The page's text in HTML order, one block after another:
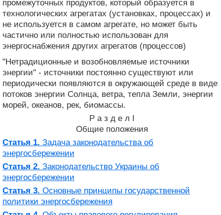
промежуточных продуктов, который образуется в
технологических агрегатах (установках, процессах) и
не используется в самом агрегате, но может быть
частично или полностью использован для
энергоснабжения других агрегатов (процессов)
"Нетрадиционные и возобновляемые источники
энергии" - источники постоянно существуют или
периодически появляются в окружающей среде в виде
потоков энергии Солнца, ветра, тепла Земли, энергии
морей, океанов, рек, биомассы.
Р а з д е л I
Общие положения
Статья 1. Задача законодательства об
энергосбережении
Статья 2. Законодательство Украины об
энергосбережении
Статья 3. Основные принципы государственной
политики энергосбережения